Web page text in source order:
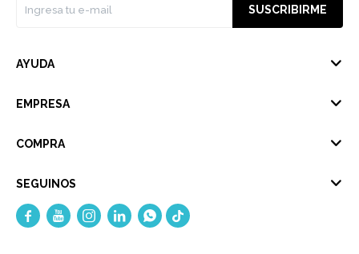
SUSCRIBIRME
AYUDA
EMPRESA
COMPRA
SEGUINOS
    